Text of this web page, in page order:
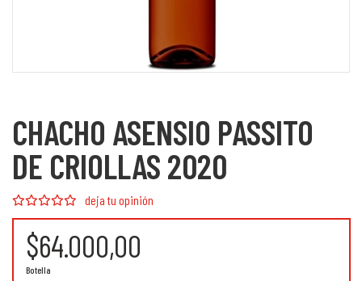
CHACHO ASENSIO PASSITO
DE CRIOLLAS 2020
deja tu opinión
$64.000,00
Botella